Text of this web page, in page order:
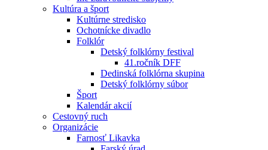
Kultúra a šport
Kultúrne stredisko
Ochotnícke divadlo
Folklór
Detský folklórny festival
41.ročník DFF
Dedinská folklórna skupina
Detský folklórny súbor
Šport
Kalendár akcií
Cestovný ruch
Organizácie
Farnosť Likavka